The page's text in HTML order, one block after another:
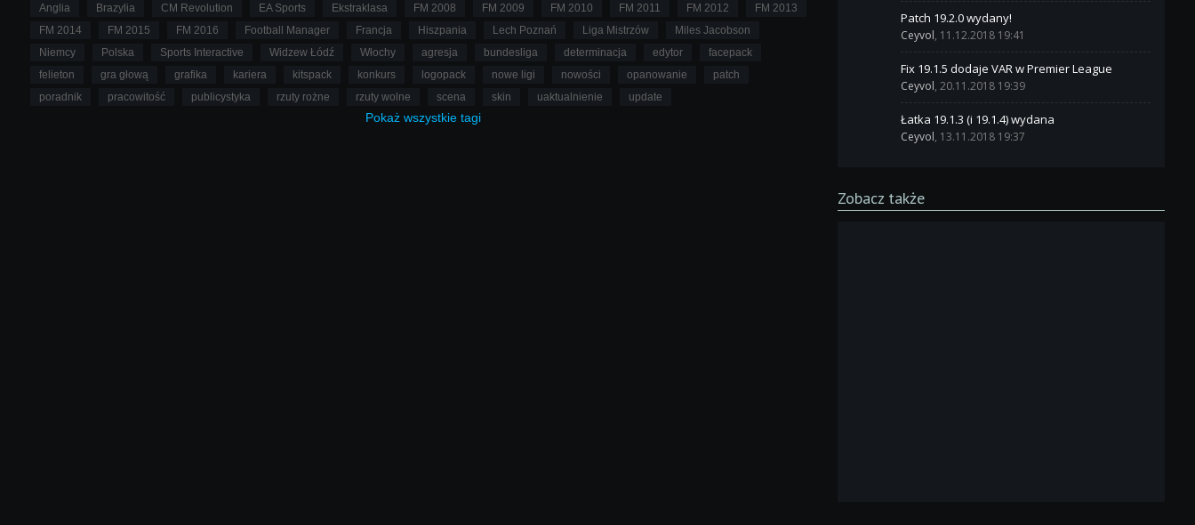
Anglia Brazylia CM Revolution EA Sports Ekstraklasa FM 2008 FM 2009 FM 2010 FM 2011 FM 2012
FM 2013
FM 2014
FM 2015 FM 2016 Football Manager Francja Hiszpania Lech Poznań Liga Mistrzów
Miles Jacobson
Niemcy
Polska Sports Interactive Widzew Łódź Włochy agresja bundesliga determinacja edytor
facepack
felieton
gra głową grafika kariera kitspack konkurs logopack nowe ligi nowości opanowanie
patch
poradnik
pracowitość publicystyka rzuty rożne rzuty wolne scena skin uaktualnienie update
Pokaż wszystkietagi
Patch 19.2.0 wydany!
Ceyvol, 11.12.2018 19:41
Fix 19.1.5 dodaje VAR w Premier League
Ceyvol, 20.11.2018 19:39
Łatka 19.1.3 (i 19.1.4) wydana
Ceyvol, 13.11.2018 19:37
Zobacz także